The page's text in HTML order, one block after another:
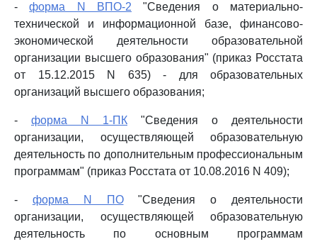
-форма N ВПО-2 "Сведения о материально-
технической и информационной базе, финансово-
экономической деятельности образовательной
организации высшего образования" (приказ Росстата
от 15.12.2015 N 635) - для образовательных
организаций высшего образования;
- форма N 1-ПК "Сведения о деятельности
организации, осуществляющей образовательную
деятельность по дополнительным профессиональным
программам" (приказ Росстата от 10.08.2016 N 409);
- форма N ПО"Сведения о деятельности
организации, осуществляющей образовательную
деятельность по основным программам